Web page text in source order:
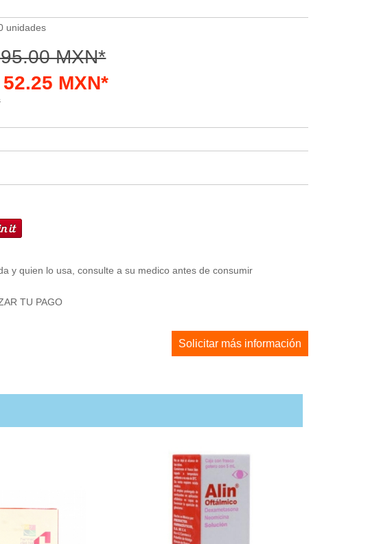
unidades
MXN*
MXN*
y quien lo usa, consulte a su medico antes de consumir
TU PAGO
Solicitar más información